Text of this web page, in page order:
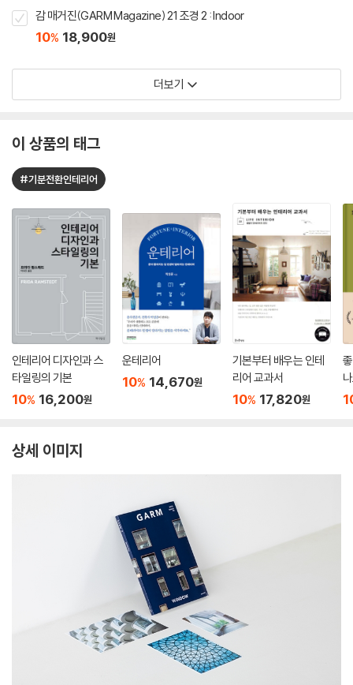
감 매거진(GARM Magazine) 21 조경 2 : Indoor
10% 18,900원
더보기
이 상품의 태그
#기분전환인테리어
인테리어 디자인과 스
타일링의 기본
10% 16,200원
운테리어
10% 14,670원
기본부터 배우는 인테
리어 교과서
10% 17,820원
상세 이미지